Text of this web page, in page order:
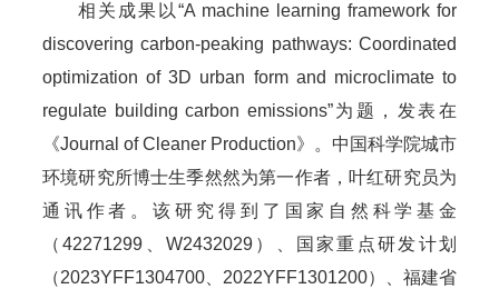
相关成果以“A machine learning framework for
discovering carbon-peaking pathways: Coordinated
optimization of 3D urban form and microclimate to
regulate building carbon emissions”为题，发表在
《Journal of Cleaner Production》。中国科学院城市
环境研究所博士生季然然为第一作者，叶红研究员为
通讯作者。该研究得到了国家自然科学基金
（42271299、W2432029）、国家重点研发计划
（2023YFF1304700、2022YFF1301200）、福建省